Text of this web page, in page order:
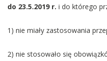
do 23.5.2019 r. i do którego
1) nie miały zastosowania
2) nie stosowało się